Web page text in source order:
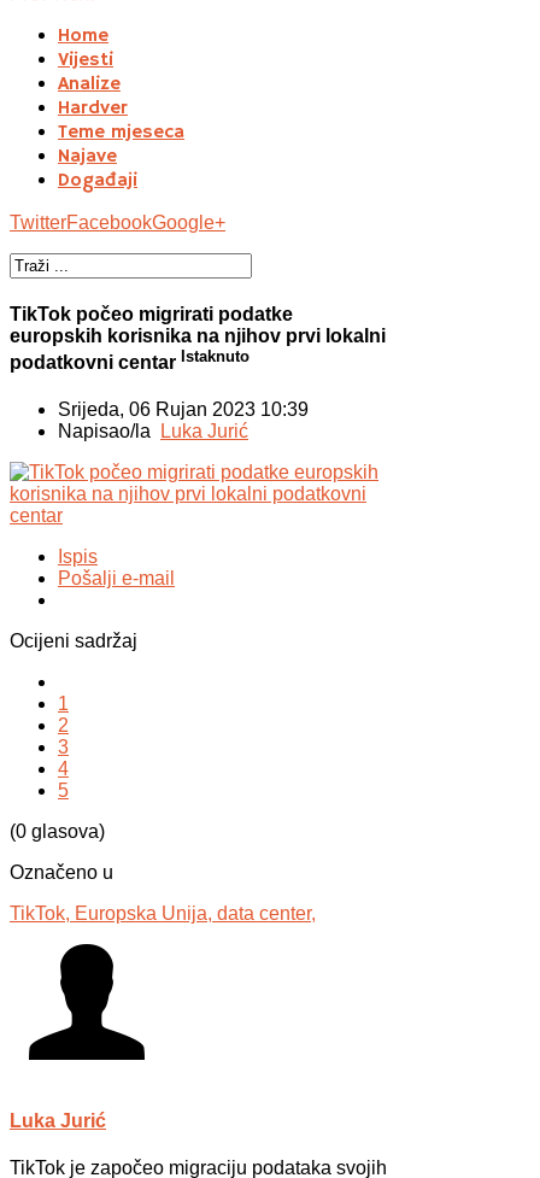
Home
Vijesti
Analize
Hardver
Teme mjeseca
Najave
Događaji
TwitterFacebookGoogle+
TikTok počeo migrirati podatke
europskih korisnika na njihov prvi lokalni
podatkovni centar Istaknuto
Srijeda, 06 Rujan 2023 10:39
Napisao/la Luka Jurić
Ispis
Pošalji e-mail
Ocijeni sadržaj
1
2
3
4
5
(0 glasova)
Označeno u
TikTok, Europska Unija, data center,
Luka Jurić
TikTok je započeo migraciju podataka svojih